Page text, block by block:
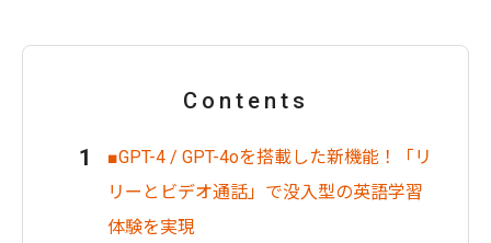
Contents
■GPT-4 / GPT-4oを搭載した新機能！「リ
リーとビデオ通話」で没入型の英語学習
体験を実現